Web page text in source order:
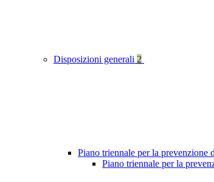
Disposizioni generali 2
Piano triennale per la prevenzione
Piano triennale per la